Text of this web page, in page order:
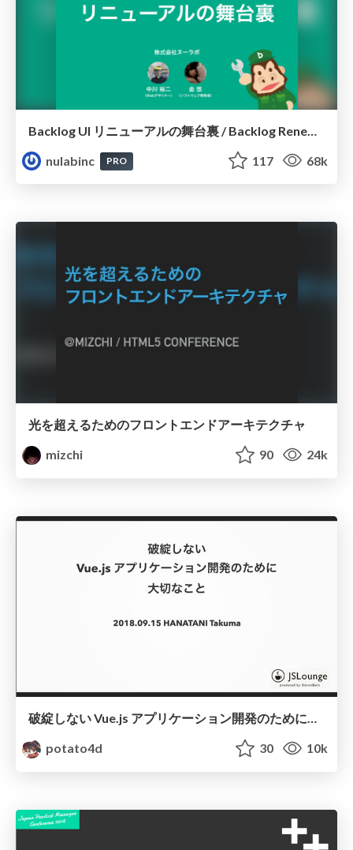
nulabinc
PRO 117 68k
光を超えるためのフロントエンドアーキテクチャ
mizchi
90 24k
破綻しない Vue.js アプリケーション開発のために大切なこと / How to make a robust Vue.js application
potato4d
30 10k